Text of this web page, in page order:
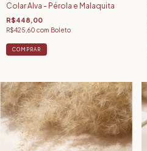
Colar Alva - Pérola e Malaquita
R$448,00
R$425,60 com Boleto
COMPRAR